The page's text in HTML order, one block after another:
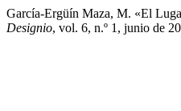
García-Ergüín Maza, M. «El
Designio, vol. 6, n.º 1, junio de